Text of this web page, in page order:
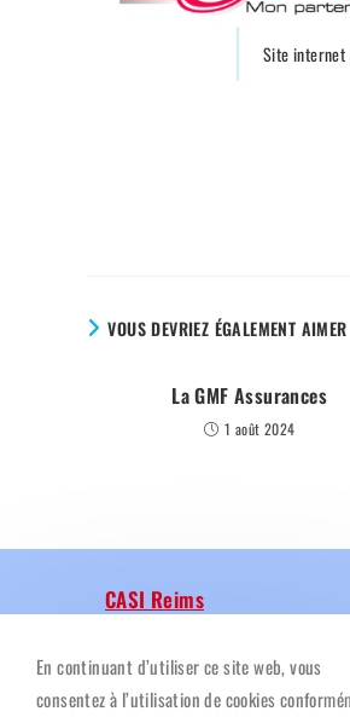
Site
VOUS DEVRIEZ ÉGALEMENT AIMER
La GMF Assurances
1 août 2024
CASI Reims
Ensemble, construisons des
En continuant d’utiliser ce site web, vous
consentez à l’utilisation de cookies